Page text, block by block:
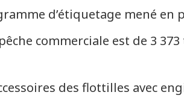
d’étiquetage mené en
commerciale est de 3
des flottilles avec